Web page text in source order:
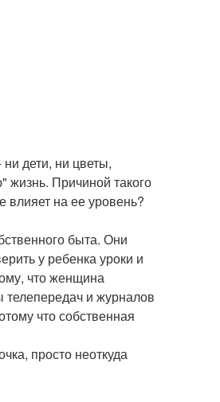
дети, ни цветы,
Причиной такого
на ее уровень?
быта. Они
у ребенка уроки и
что женщина
и журналов
что собственная
просто неоткуда